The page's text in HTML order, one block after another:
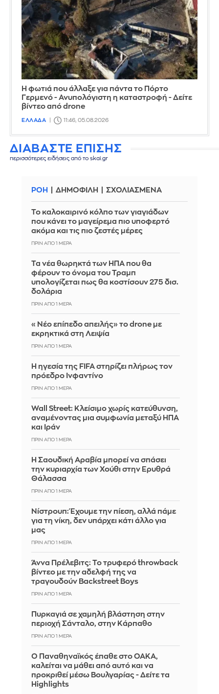
Η φωτιά που άλλαξε για πάντα το Πόρτο
Γερμενό - Ανυπολόγιστη η καταστροφή - Δείτε
βίντεο από drone
ΕΛΛΑΔΑ 11:46, 05.08.2026
ΔΙΑΒΑΣΤΕ ΕΠΙΣΗΣ
περισσότερες ειδήσεις από το skai.gr
ΡΟΗ ΔΗΜΟΦΙΛΗ ΣΧΟΛΙΑΣΜΕΝΑ
Το καλοκαιρινό κόλπο των γιαγιάδων
που κάνει το μαγείρεμα πιο υποφερτό
ακόμα και τις πιο ζεστές μέρες
ΠΡΙΝ ΑΠΌ 1 ΜΈΡΑ
Τα νέα θωρηκτά των ΗΠΑ που θα
φέρουν το όνομα του Τραμπ
υπολογίζεται πως θα κοστίσουν 275 δισ.
δολάρια
ΠΡΙΝ ΑΠΌ 1 ΜΈΡΑ
«Νέο επίπεδο απειλής» το drone με
εκρηκτικά στη Λειψία
ΠΡΙΝ ΑΠΌ 1 ΜΈΡΑ
Η ηγεσία της FIFA στηρίζει πλήρως τον
πρόεδρο Ινφαντίνο
ΠΡΙΝ ΑΠΌ 1 ΜΈΡΑ
Wall Street: Κλείσιμο χωρίς κατεύθυνση,
αναμένοντας μια συμφωνία μεταξύ ΗΠΑ
και Ιράν
ΠΡΙΝ ΑΠΌ 1 ΜΈΡΑ
Η Σαουδική Αραβία μπορεί να σπάσει
την κυριαρχία των Χούθι στην Ερυθρά
Θάλασσα
ΠΡΙΝ ΑΠΌ 1 ΜΈΡΑ
Νίστρουπ: Έχουμε την πίεση, αλλά πάμε
για τη νίκη, δεν υπάρχει κάτι άλλο για
μας
ΠΡΙΝ ΑΠΌ 1 ΜΈΡΑ
Άννα Πρέλεβιτς: Το τρυφερό throwback
βίντεο με την αδελφή της να
τραγουδούν Backstreet Boys
ΠΡΙΝ ΑΠΌ 1 ΜΈΡΑ
Πυρκαγιά σε χαμηλή βλάστηση στην
περιοχή Σάνταλο, στην Κάρπαθο
ΠΡΙΝ ΑΠΌ 1 ΜΈΡΑ
Ο Παναθηναϊκός έπαθε στο ΟΑΚΑ,
καλείται να μάθει από αυτό και να
προκριθεί μέσω Βουλγαρίας - Δείτε τα
Highlights